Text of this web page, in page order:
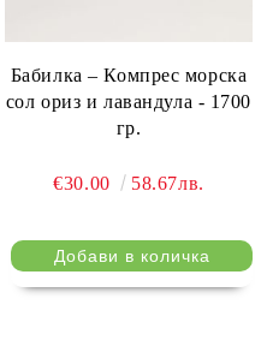
Бабилка – Компрес морска
сол ориз и лавандула - 1700
гр.
€30.00 58.67лв.